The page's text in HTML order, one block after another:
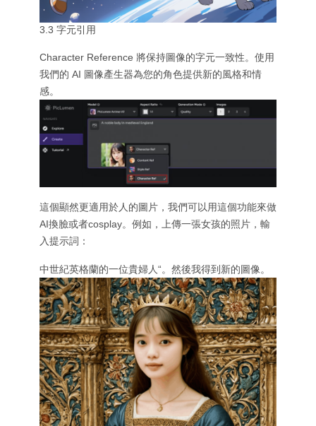
3.3 字元引用
Character Reference 將保持圖像的字元一致性。使用
我們的 AI 圖像產生器為您的角色提供新的風格和情
感。
這個顯然更適用於人的圖片，我們可以用這個功能來做
AI換臉或者cosplay。例如，上傳一張女孩的照片，輸
入提示詞：
中世紀英格蘭的一位貴婦人“。然後我得到新的圖像。